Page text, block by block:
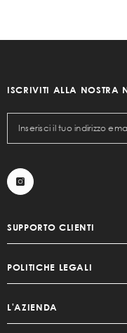
ISCRIVITI ALLA NOSTRA
SUPPORTO CLIENTI
POLITICHE LEGALI
L'AZIENDA